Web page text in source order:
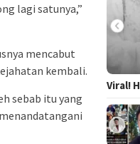
lagi satunya,”
mencabut
kembali.
sebab itu yang
Viral!